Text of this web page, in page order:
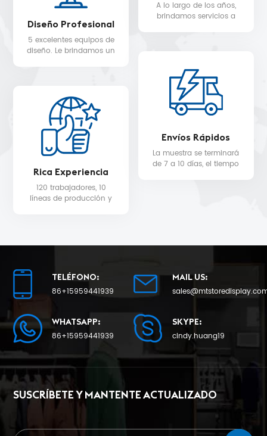
Diseño Profesional
5 excelentes equipos de
diseño. Le brindamos un
A lo largo de los años,
brindamos servicios a
STARBUCKS, DIOR,
Rica Experiencia
120 trabajadores, 10
líneas de producción y
Envíos Rápidos
La muestra se terminará
de 7 a 10 días, el tiempo
TELÉFONO:
86+15959441939
MAIL US:
WHATSAPP:
86+15959441939
SKYPE:
cindy.huang19
SUSCRÍBETE Y MANTENTE ACTUALIZADO